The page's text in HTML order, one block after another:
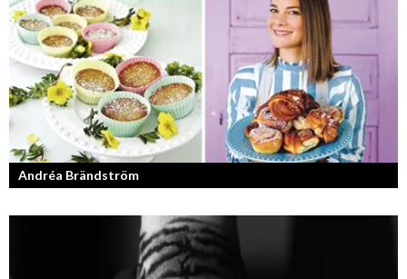
Andréa Brändström
Vinnare av Hela Sverige Bakar 2017.